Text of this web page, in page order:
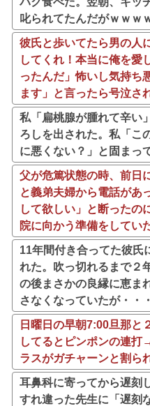
叱られてたんだがｗｗｗ
彼氏と歩いてたら男の人
してくれ！本当に俺を愛
ったんだ」怖いし気持ち
ます」と言ったら号泣さ
私「扁桃腺が腫れて辛い
ろしを出された。私「こ
に悪くない？」と固まっ
父が危篤状態の時、前日
と義弟夫婦から電話があ
して欲しい」と断った
院に向かう準備をしてい
11年間付き合ってた彼氏
れた。吹っ切れるまで２
の後まさかの良縁に恵ま
さなくなっていたが・・・
日曜日の早朝7:00旦那と
してるとピンポンの連
ラスがガチャーンと割ら
耳鼻科に寄ってから遅刻
すれ違った先生に「遅刻